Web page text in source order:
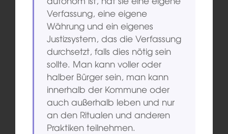
Verfassung, eine eigene
Währung und ein eigenes
Justizsystem, das die Verfassung
durchsetzt, falls dies nötig sein
sollte. Man kann voller oder
halber Bürger sein, man kann
innerhalb der Kommune oder
auch außerhalb leben und nur
an den Ritualen und anderen
Praktiken teilnehmen.